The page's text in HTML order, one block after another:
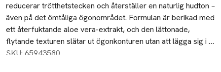
reducerar trötthetstecken och återställer en naturlig hudton –
även på det ömtåliga ögonområdet. Formulan är berikad med
ett återfuktande aloe vera-extrakt, och den lättonade,
flytande texturen slätar ut ögonkonturen utan att lägga sig i
veck och linjer. Innehåller även ett koffeinextrakt som har en
SKU: 65943580